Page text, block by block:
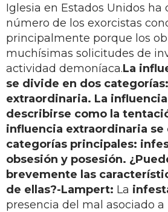
Iglesia en Estados Unidos ha
número de los exorcistas
principalmente porque los
muchísimas solicitudes de
actividad demoníaca.La
se divide en dos
extraordinaria. La
describirse como la
influencia extraordinaria
categorías principales:
obsesión y posesión.
brevemente las
de ellas?-Lampert: La
presencia del mal asociado